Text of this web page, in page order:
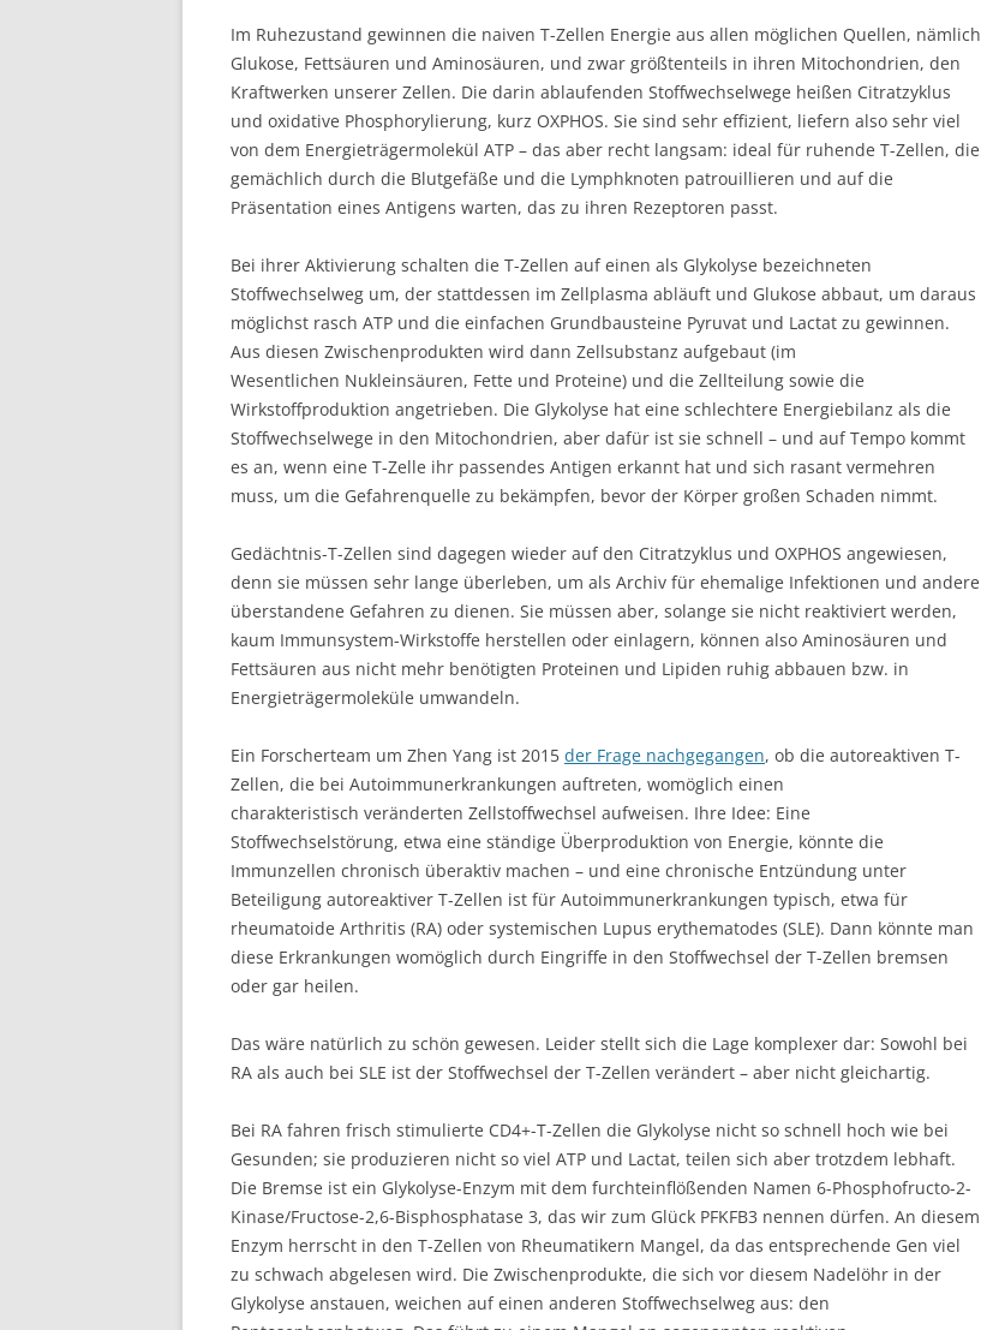
Im Ruhezustand gewinnen die naiven T-Zellen Energie aus allen möglichen Quellen, nämlich
Glukose, Fettsäuren und Aminosäuren, und zwar größtenteils in ihren Mitochondrien, den
Kraftwerken unserer Zellen. Die darin ablaufenden Stoffwechselwege heißen Citratzyklus
und oxidative Phosphorylierung, kurz OXPHOS. Sie sind sehr effizient, liefern also sehr viel
von dem Energieträgermolekül ATP – das aber recht langsam: ideal für ruhende T-Zellen, die
gemächlich durch die Blutgefäße und die Lymphknoten patrouillieren und auf die
Präsentation eines Antigens warten, das zu ihren Rezeptoren passt.
Bei ihrer Aktivierung schalten die T-Zellen auf einen als Glykolyse bezeichneten
Stoffwechselweg um, der stattdessen im Zellplasma abläuft und Glukose abbaut, um daraus
möglichst rasch ATP und die einfachen Grundbausteine Pyruvat und Lactat zu gewinnen.
Aus diesen Zwischenprodukten wird dann Zellsubstanz aufgebaut (im
Wesentlichen Nukleinsäuren, Fette und Proteine) und die Zellteilung sowie die
Wirkstoffproduktion angetrieben. Die Glykolyse hat eine schlechtere Energiebilanz als die
Stoffwechselwege in den Mitochondrien, aber dafür ist sie schnell – und auf Tempo kommt
es an, wenn eine T-Zelle ihr passendes Antigen erkannt hat und sich rasant vermehren
muss, um die Gefahrenquelle zu bekämpfen, bevor der Körper großen Schaden nimmt.
Gedächtnis-T-Zellen sind dagegen wieder auf den Citratzyklus und OXPHOS angewiesen,
denn sie müssen sehr lange überleben, um als Archiv für ehemalige Infektionen und andere
überstandene Gefahren zu dienen. Sie müssen aber, solange sie nicht reaktiviert werden,
kaum Immunsystem-Wirkstoffe herstellen oder einlagern, können also Aminosäuren und
Fettsäuren aus nicht mehr benötigten Proteinen und Lipiden ruhig abbauen bzw. in
Energieträgermoleküle umwandeln.
Ein Forscherteam um Zhen Yang ist 2015 der Frage nachgegangen, ob die autoreaktiven T-
Zellen, die bei Autoimmunerkrankungen auftreten, womöglich einen
charakteristisch veränderten Zellstoffwechsel aufweisen. Ihre Idee: Eine
Stoffwechselstörung, etwa eine ständige Überproduktion von Energie, könnte die
Immunzellen chronisch überaktiv machen – und eine chronische Entzündung unter
Beteiligung autoreaktiver T-Zellen ist für Autoimmunerkrankungen typisch, etwa für
rheumatoide Arthritis (RA) oder systemischen Lupus erythematodes (SLE). Dann könnte man
diese Erkrankungen womöglich durch Eingriffe in den Stoffwechsel der T-Zellen bremsen
oder gar heilen.
Das wäre natürlich zu schön gewesen. Leider stellt sich die Lage komplexer dar: Sowohl bei
RA als auch bei SLE ist der Stoffwechsel der T-Zellen verändert – aber nicht gleichartig.
Bei RA fahren frisch stimulierte CD4+-T-Zellen die Glykolyse nicht so schnell hoch wie bei
Gesunden; sie produzieren nicht so viel ATP und Lactat, teilen sich aber trotzdem lebhaft.
Die Bremse ist ein Glykolyse-Enzym mit dem furchteinflößenden Namen 6-Phosphofructo-2-
Kinase/Fructose-2,6-Bisphosphatase 3, das wir zum Glück PFKFB3 nennen dürfen. An diesem
Enzym herrscht in den T-Zellen von Rheumatikern Mangel, da das entsprechende Gen viel
zu schwach abgelesen wird. Die Zwischenprodukte, die sich vor diesem Nadelöhr in der
Glykolyse anstauen, weichen auf einen anderen Stoffwechselweg aus: den